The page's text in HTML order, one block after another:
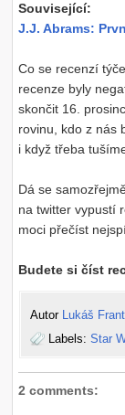
Související:
J.J. Abrams:
Co se recenzí
recenze byly
skončit 16.
rovinu, kdo z nás
i když třeba
Dá se
na twitter vypustí
moci přečíst
Budete si číst
Autor Lukáš
Labels: Star
2 comments: